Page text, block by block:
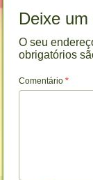
Deixe
O seu
obrigatórios
Comentário*